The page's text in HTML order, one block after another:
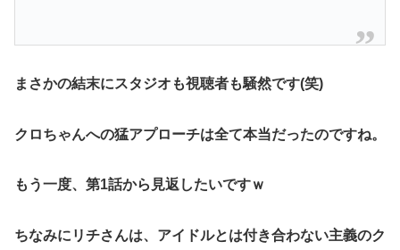
まさかの結末にスタジオも視聴者も騒然です(笑)
クロちゃんへの猛アプローチは全て本当だったのですね。
もう一度、第1話から見返したいですｗ
ちなみにリチさんは、アイドルとは付き合わない主義のク